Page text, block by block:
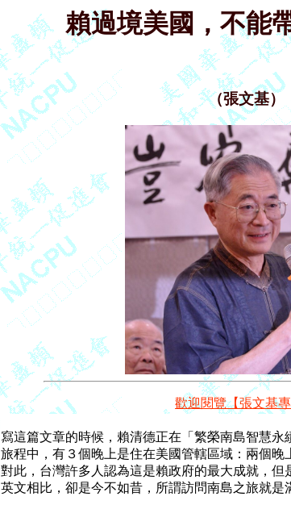
賴過境美國，不能
（張文基）
歡迎閱覽【張文基專
寫這篇文章的時候，賴清德正在「繁榮南島智慧永
旅程中，有３個晚上是住在美國管轄區域：兩個晚
對此，台灣許多人認為這是賴政府的最大成就，但
英文相比，卻是今不如昔，所謂訪問南島之旅就是